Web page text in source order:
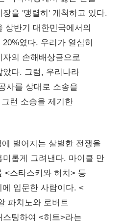
을 '맹렬히' 개척하고 있다.
상반기 대한민국에서의
였다. 우리가 열심히
의 손해배상금으로
았다. 그럼, 우리나라
사를 상대로 소송을
런 소송을 제기한
벌어지는 살벌한 전쟁을
롭게 그려낸다. 마이클 만
<스타스키와 허치> 등
입문한 사람이다. <
파치노와 로버트
팅하여 <히트>라는